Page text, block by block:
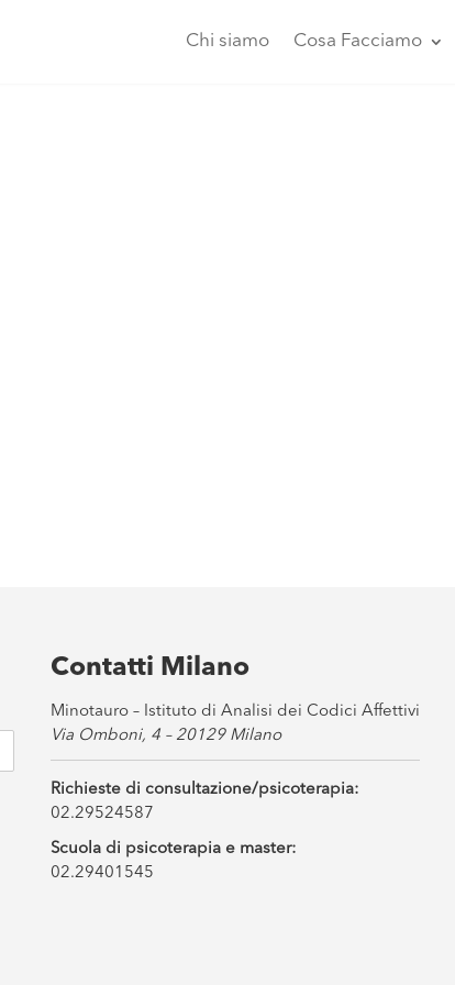
Chi siamo Cosa Facciamo
Contatti Milano
Minotauro – Istituto di Analisi dei Codici Affettivi
Via Omboni, 4 – 20129 Milano
Richieste di consultazione/psicoterapia:
02.29524587
Scuola di psicoterapia e master:
02.29401545